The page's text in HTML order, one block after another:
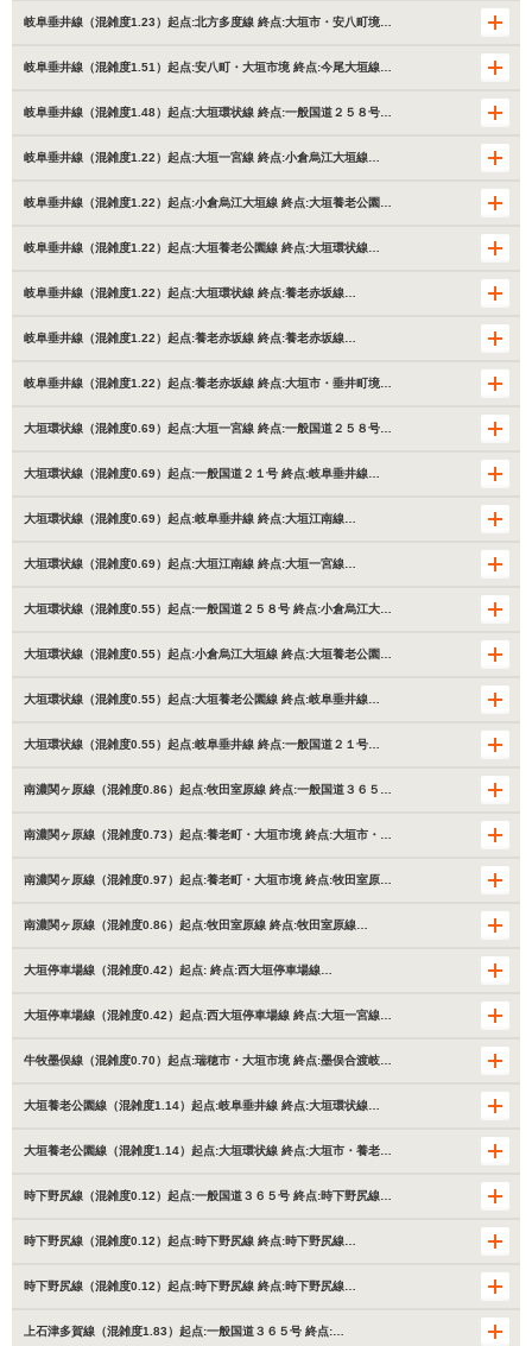
岐阜垂井線（混雑度1.23）起点:北方多度線 終点:大垣市・安八町境…
岐阜垂井線（混雑度1.51）起点:安八町・大垣市境 終点:今尾大垣線…
岐阜垂井線（混雑度1.48）起点:大垣環状線 終点:一般国道２５８号…
岐阜垂井線（混雑度1.22）起点:大垣一宮線 終点:小倉烏江大垣線…
岐阜垂井線（混雑度1.22）起点:小倉烏江大垣線 終点:大垣養老公園…
岐阜垂井線（混雑度1.22）起点:大垣養老公園線 終点:大垣環状線…
岐阜垂井線（混雑度1.22）起点:大垣環状線 終点:養老赤坂線…
岐阜垂井線（混雑度1.22）起点:養老赤坂線 終点:養老赤坂線…
岐阜垂井線（混雑度1.22）起点:養老赤坂線 終点:大垣市・垂井町境…
大垣環状線（混雑度0.69）起点:大垣一宮線 終点:一般国道２５８号…
大垣環状線（混雑度0.69）起点:一般国道２１号 終点:岐阜垂井線…
大垣環状線（混雑度0.69）起点:岐阜垂井線 終点:大垣江南線…
大垣環状線（混雑度0.69）起点:大垣江南線 終点:大垣一宮線…
大垣環状線（混雑度0.55）起点:一般国道２５８号 終点:小倉烏江大…
大垣環状線（混雑度0.55）起点:小倉烏江大垣線 終点:大垣養老公園…
大垣環状線（混雑度0.55）起点:大垣養老公園線 終点:岐阜垂井線…
大垣環状線（混雑度0.55）起点:岐阜垂井線 終点:一般国道２１号…
南濃関ヶ原線（混雑度0.86）起点:牧田室原線 終点:一般国道３６５…
南濃関ヶ原線（混雑度0.73）起点:養老町・大垣市境 終点:大垣市・…
南濃関ヶ原線（混雑度0.97）起点:養老町・大垣市境 終点:牧田室原…
南濃関ヶ原線（混雑度0.86）起点:牧田室原線 終点:牧田室原線…
大垣停車場線（混雑度0.42）起点: 終点:西大垣停車場線…
大垣停車場線（混雑度0.42）起点:西大垣停車場線 終点:大垣一宮線…
牛牧墨俣線（混雑度0.70）起点:瑞穂市・大垣市境 終点:墨俣合渡岐…
大垣養老公園線（混雑度1.14）起点:岐阜垂井線 終点:大垣環状線…
大垣養老公園線（混雑度1.14）起点:大垣環状線 終点:大垣市・養老…
時下野尻線（混雑度0.12）起点:一般国道３６５号 終点:時下野尻線…
時下野尻線（混雑度0.12）起点:時下野尻線 終点:時下野尻線…
時下野尻線（混雑度0.12）起点:時下野尻線 終点:時下野尻線…
上石津多賀線（混雑度1.83）起点:一般国道３６５号 終点:…